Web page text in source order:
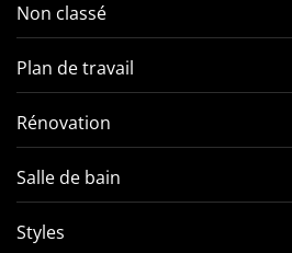
Non classé
Plan de travail
Rénovation
Salle de bain
Styles